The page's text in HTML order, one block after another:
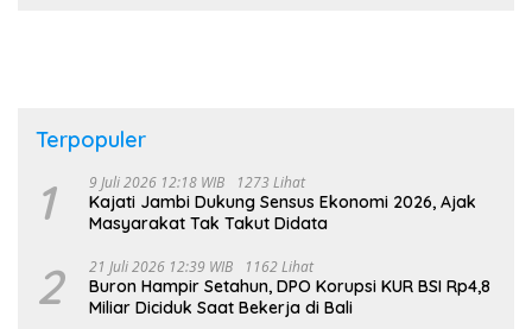
Terpopuler
1 9 Juli 2026 12:18 WIB 1273 Lihat
Kajati Jambi Dukung Sensus Ekonomi 2026, Ajak
Masyarakat Tak Takut Didata
2 21 Juli 2026 12:39 WIB 1162 Lihat
Buron Hampir Setahun, DPO Korupsi KUR BSI Rp4,8
Miliar Diciduk Saat Bekerja di Bali